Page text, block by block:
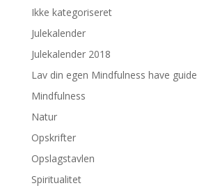
Ikke kategoriseret
Julekalender
Julekalender 2018
Lav din egen Mindfulness have guide
Mindfulness
Natur
Opskrifter
Opslagstavlen
Spiritualitet